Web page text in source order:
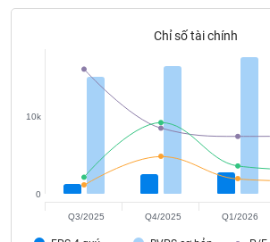
Chỉ số tài chính
0
10k
Q3/2025 Q4/2025 Q1/2026
Dữ